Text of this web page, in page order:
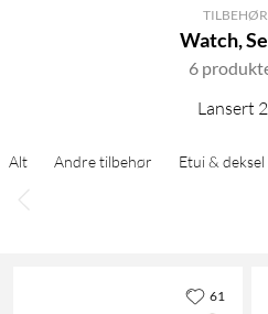
TILBEHØR
Watch,
6
Lansert
Alt Andre tilbehør Etui & deksel
61